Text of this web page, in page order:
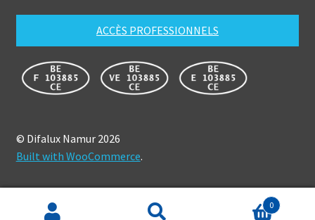
ACCÈS PROFESSIONNELS
© Difalux Namur 2026
Built with WooCommerce.
0